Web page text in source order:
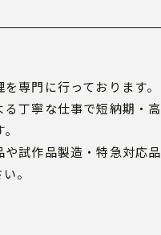
専門に行っております。
丁寧な仕事で短納期・高
試作品製造・特急対応品
。